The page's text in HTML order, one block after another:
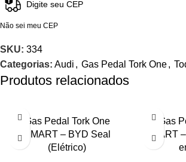
Não sei meu CEP
SKU: 334
Categorias: Audi , Gas Pedal Tork One,
Produtos relacionados
Gas Pedal Tork One
SMART – BYD Seal
(Elétrico)
Gas
SMART